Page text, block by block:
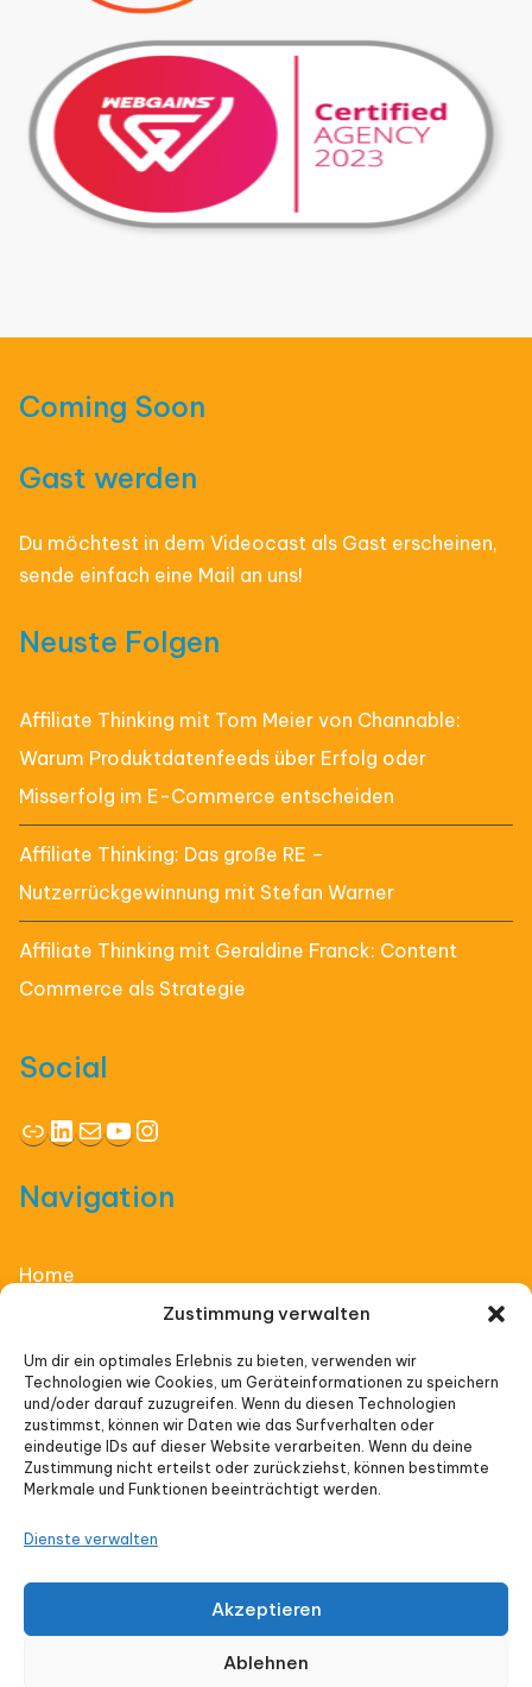
Zustimmung verwalten
Um dir ein optimales Erlebnis zu bieten, verwenden wir
Technologien wie Cookies, um Geräteinformationen zu speichern
und/oder darauf zuzugreifen. Wenn du diesen Technologien
zustimmst, können wir Daten wie das Surfverhalten oder
eindeutige IDs auf dieser Website verarbeiten. Wenn du deine
Zustimmung nicht erteilst oder zurückziehst, können bestimmte
Merkmale und Funktionen beeinträchtigt werden.
Dienste verwalten
Akzeptieren
Ablehnen
Coming Soon
Gast werden
Du möchtest in dem Videocast als Gast erscheinen,
sende einfach eine Mail an uns!
Neuste Folgen
Affiliate Thinking mit Tom Meier von Channable:
Warum Produktdatenfeeds über Erfolg oder
Misserfolg im E-Commerce entscheiden
Affiliate Thinking: Das große RE –
Nutzerrückgewinnung mit Stefan Warner
Affiliate Thinking mit Geraldine Franck: Content
Commerce als Strategie
Social
LinkLinkedIn
E-MailYouTube
Instagram
Navigation
Home
Vorträge
Veranstaltungen
Datenschutz
Cookie-Richtlinie (EU)